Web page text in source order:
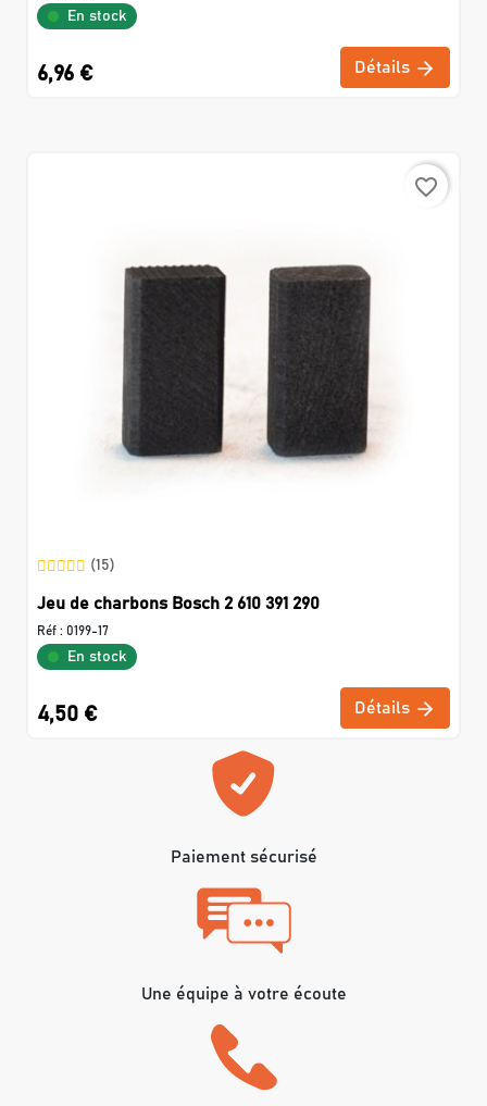
En stock
6,96 € Détails
favorite_border
(15)
Jeu de charbons Bosch 2 610 391 290
Réf : 0199-17
En stock
4,50 € Détails
Paiement sécurisé
Une équipe à votre écoute